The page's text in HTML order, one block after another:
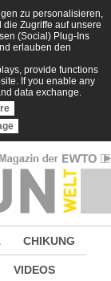
zu personalisieren,
Zugriffe auf unsere
(Social) Plug-Ins
erlauben den
provide functions
If you enable any
data exchange.
CHIKUNG
VIDEOS